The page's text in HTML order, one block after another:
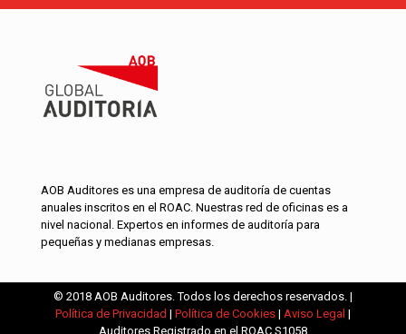
AOB Auditores es una empresa de auditoría de cuentas
anuales inscritos en el ROAC. Nuestras red de oficinas es a
nivel nacional. Expertos en informes de auditoría para
pequeñas y medianas empresas.
© 2018 AOB Auditores. Todos los derechos reservados. |
Política de Privacidad | Política de Cookies | Aviso Legal |
Auditores Registrado en el ROAC S1058